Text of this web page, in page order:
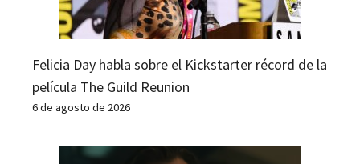
Felicia Day habla sobre el Kickstarter récord de la
película The Guild Reunion
6 de agosto de 2026